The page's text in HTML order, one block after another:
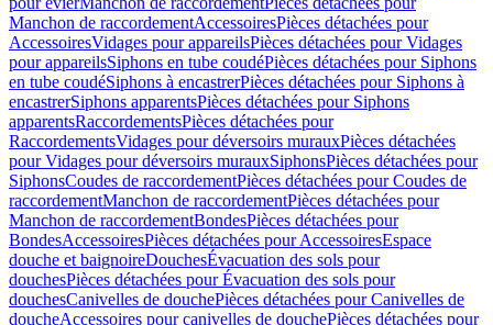
Manchon de raccordementAccessoiresPièces détachées pour
AccessoiresVidages pour appareilsPièces détachées pour Vidages
pour appareilsSiphons en tube coudéPièces détachées pour Siphons
en tube coudéSiphons à encastrerPièces détachées pour Siphons à
encastrerSiphons apparentsPièces détachées pour Siphons
apparentsRaccordementsPièces détachées pour
RaccordementsVidages pour déversoirs murauxPièces détachées
pour Vidages pour déversoirs murauxSiphonsPièces détachées pour
SiphonsCoudes de raccordementPièces détachées pour Coudes de
raccordementManchon de raccordementPièces détachées pour
Manchon de raccordementBondesPièces détachées pour
BondesAccessoiresPièces détachées pour AccessoiresEspace
douche et baignoireDouchesÉvacuation des sols pour
douchesPièces détachées pour Évacuation des sols pour
douchesCanivelles de douchePièces détachées pour Canivelles de
doucheAccessoires pour canivelles de douchePièces détachées pour